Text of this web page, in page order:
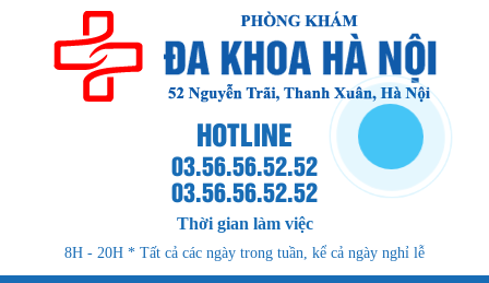
HOTLINE
03.56.56.52.52
03.56.56.52.52
Thời gian làm việc
8H - 20H * Tất cả các ngày trong tuần, kể cả ngày nghỉ lễ